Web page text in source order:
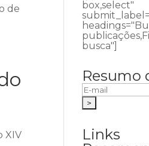
de
XIV
box,select"
busca"]
Resumo
Links